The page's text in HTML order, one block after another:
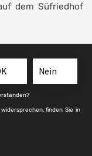
dem Süfriedhof
Nein
finden Sie in